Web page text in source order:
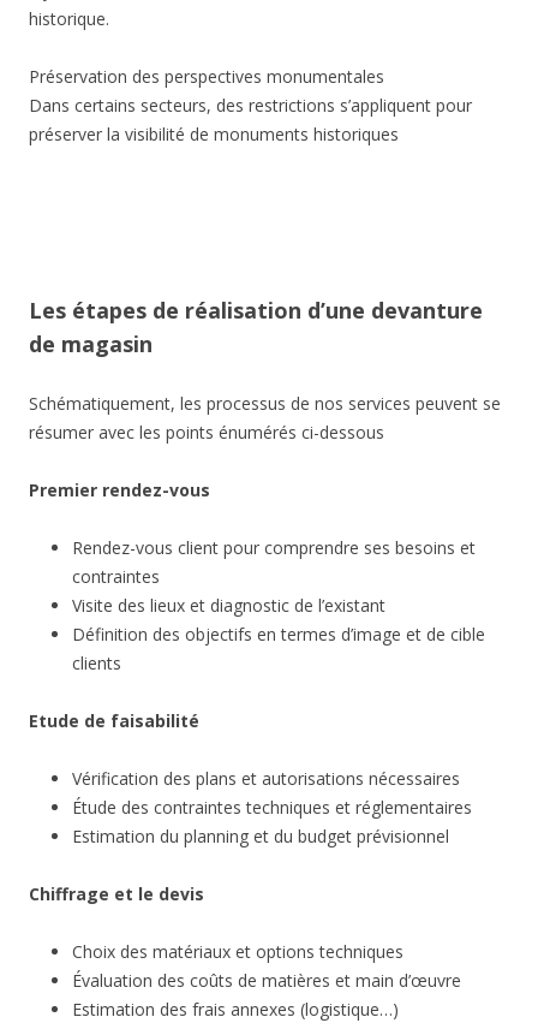
historique.
Préservation des perspectives monumentales
Dans certains secteurs, des restrictions s’appliquent pour
préserver la visibilité de monuments historiques
Les étapes de réalisation d’une devanture
de magasin
Schématiquement, les processus de nos services peuvent se
résumer avec les points énumérés ci-dessous
Premier rendez-vous
Rendez-vous client pour comprendre ses besoins et
contraintes
Visite des lieux et diagnostic de l’existant
Définition des objectifs en termes d’image et de cible
clients
Etude de faisabilité
Vérification des plans et autorisations nécessaires
Étude des contraintes techniques et réglementaires
Estimation du planning et du budget prévisionnel
Chiffrage et le devis
Choix des matériaux et options techniques
Évaluation des coûts de matières et main d’œuvre
Estimation des frais annexes (logistique…)